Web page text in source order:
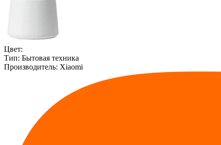
Цвет:
Тип: Бытовая техника
Производитель: Xiaomi